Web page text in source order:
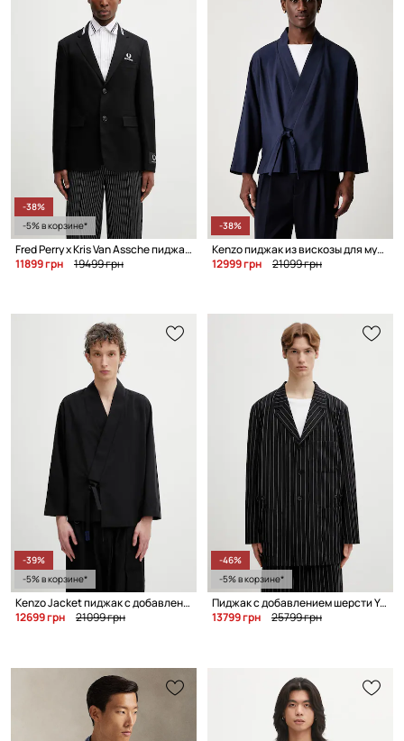
-38%
-5% в корзине*
Fred Perry x Kris Van Assche пиджак для мужчин
11899 грн
19499 грн
-38%
Kenzo пиджак из вискозы для мужчин
12999 грн
21099 грн
-39%
-5% в корзине*
Kenzo Jacket пиджак с добавлением шерсти для мужчин
12699 грн
21099 грн
-46%
-5% в корзине*
Пиджак с добавлением шерсти Y-3 M RW CHORE CT
13799 грн
25799 грн